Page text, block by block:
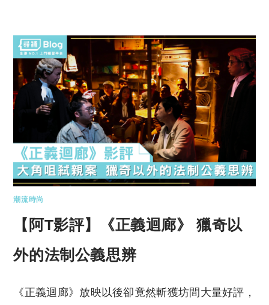
潮流時尚
【阿T影評】《正義迴廊》 獵奇以
外的法制公義思辨
《正義迴廊》放映以後卻竟然斬獲坊間大量好評，